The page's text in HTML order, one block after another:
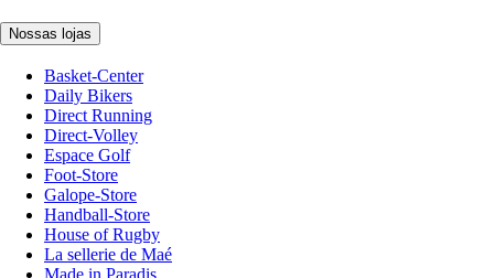
Nossas lojas
Basket-Center
Daily Bikers
Direct Running
Direct-Volley
Espace Golf
Foot-Store
Galope-Store
Handball-Store
House of Rugby
La sellerie de Maé
Made in Paradis